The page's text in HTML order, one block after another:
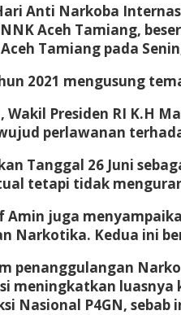
Anti Narkoba
Aceh Tamiang,
Tamiang pada
2021 mengusung
Wakil Presiden RI K.H
perlawanan
Tanggal 26 Juni
tetapi tidak
Amin juga
Narkotika. Kedua ini
penanggulangan
meningkatkan
Nasional P4GN,